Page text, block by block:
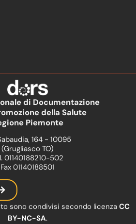
di Documentazione
della Salute
Piemonte
164 - 10095
(Grugliasco TO)
01140188210-502
Fax 01140188501
sono condivisi secondo licenzaCC
BY-NC-SA.